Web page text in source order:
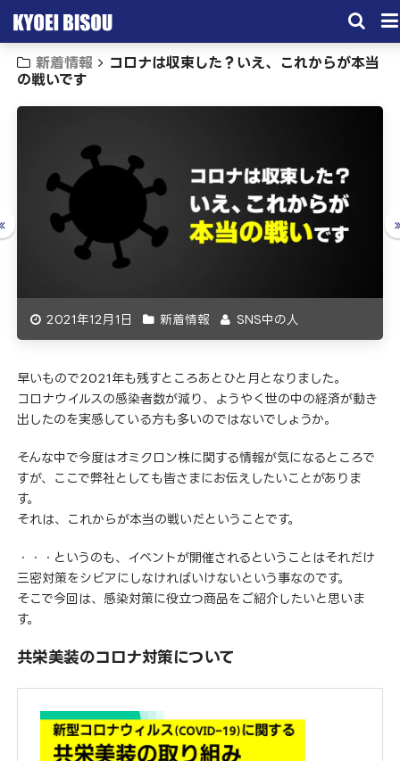
サービス
施工実績
会社概要
お問い合わせ
新着情報
コロナは収束した？いえ、これからが本当
の戦いです
2021年12月1日 新着情報 SNS中の人
早いもので2021年も残すところあとひと月となりました。
コロナウイルスの感染者数が減り、ようやく世の中の経済が動き
出したのを実感している方も多いのではないでしょうか。
そんな中で今度はオミクロン株に関する情報が気になるところで
すが、ここで弊社としても皆さまにお伝えしたいことがありま
す。
それは、これからが本当の戦いだということです。
・・・というのも、イベントが開催されるということはそれだけ
三密対策をシビアにしなければいけないという事なのです。
そこで今回は、感染対策に役立つ商品をご紹介したいと思いま
す。
共栄美装のコロナ対策について